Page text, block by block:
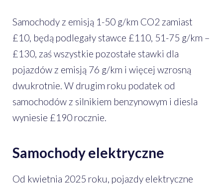
Samochody z emisją 1-50 g/km CO2 zamiast
£10, będą podlegały stawce £110, 51-75 g/km –
£130, zaś wszystkie pozostałe stawki dla
pojazdów z emisją 76 g/km i więcej wzrosną
dwukrotnie. W drugim roku podatek od
samochodów z silnikiem benzynowym i diesla
wyniesie £190 rocznie.
Samochody elektryczne
Od kwietnia 2025 roku, pojazdy elektryczne